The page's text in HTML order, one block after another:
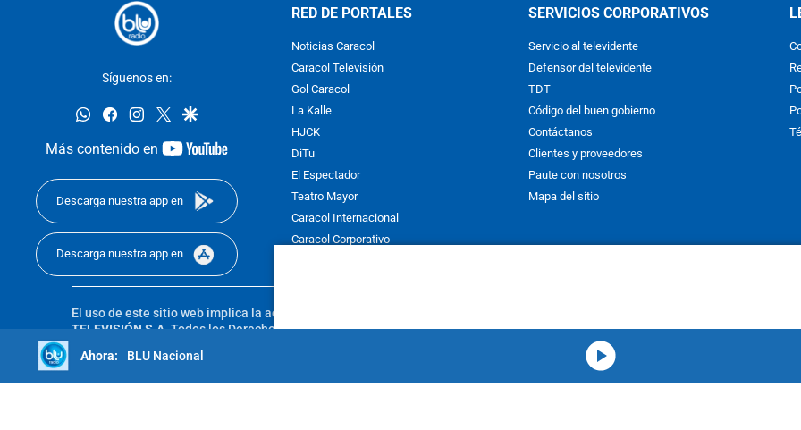
Síguenos en:
whatsappfacebookinstagram
twittergoogle
Más contenido en
youtube-
Descarga nuestra app en
Descarga nuestra app en
RED DE PORTALES
Noticias Caracol
Caracol Televisión
Gol Caracol
La Kalle
HJCK
DiTu
El Espectador
Teatro Mayor
Caracol Internacional
Caracol Corporativo
SERVICIOS CORPORATIVOS
Servicio al televidente
Defensor del televidente
TDT
Código del buen gobierno
Contáctanos
Clientes y proveedores
Paute con nosotros
Mapa del sitio
El uso de este sitio web implica la aceptación de los
TELEVISIÓN S.A.Todos los Derechos Reservados D.R.A. Prohibida su reproducción total o parcial, así como su traducción a
sin autorización escrita de su titular. Reproduction in whole or in part, or translation without written permission is prohibited. All
reserved 2025.BLU Nacional